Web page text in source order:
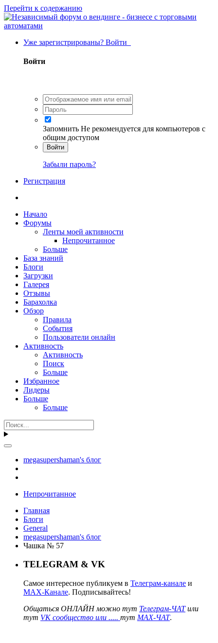
Перейти к содержанию
Уже зарегистрированы? Войти
Войти
Запомнить Не рекомендуется для компьютеров с
общим доступом
Войти
Забыли пароль?
Регистрация
Начало
Форумы
Ленты моей активности
Непрочитанное
Больше
База знаний
Блоги
Загрузки
Галерея
Отзывы
Барахолка
Обзор
Правила
События
Пользователи онлайн
Активность
Активность
Поиск
Больше
Избранное
Лидеры
Больше
Больше
megasupershaman's блог
Непрочитанное
Главная
Блоги
General
megasupershaman's блог
Чашка № 57
TELEGRAM & VK
Самое интересное публикуем в Телеграм-канале и
MAX-Канале. Подписывайтесь!
Общаться ОНЛАЙН можно тут Телеграм-ЧАТили
тут VK сообщество или ..... тут MAX-ЧАТ.